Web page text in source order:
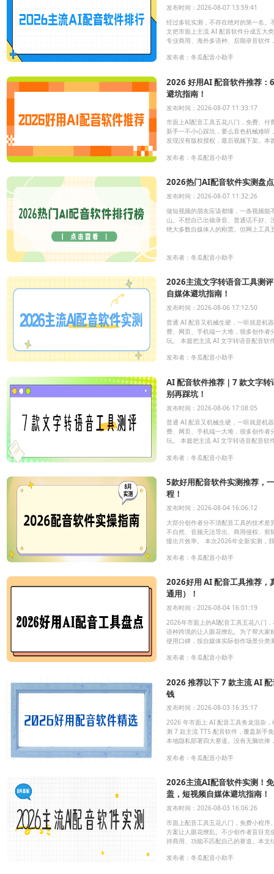
发布时间：2026-08-07 13:59:41
经过多轮实测，不存在绝对的第一名。
文把市面上主流 AI 配音软件分成五大
专业商用、海外多语种、后期录音软件
发布者：冬瓜配音小助手
2026 好用AI 配音软件推荐：
避坑指南！
发布时间：2026-08-07 11:33:17
市面上AI配音工具五花八门，免费、付
新手一不小心踩坑，要么音色机械难听
发现没有版权授权，最后视频下架。本
适合自己的配音软件。
发布者：冬瓜配音小助手
2026热门AI配音软件实测盘
发布时间：2026-08-07 11:32:26
做短视频的朋友应该都懂，一条视频能
山。不想自己出镜录音、普通话不好
绝大多数自媒体人的刚需。但网上工具
发布者：冬瓜配音小助手
2026主流文字转语音工具测
自媒体避坑指南！
发布时间：2026-08-06 17:12:50
普通 AI 配音又机械生硬，一听就是机
费、网页、手机端一大堆，很多创作者
玩。 本篇把主流 AI 文字转语音配音软
发布者：冬瓜配音小助手
AI 配音软件推荐｜7 款文字
别再踩坑！
发布时间：2026-08-06 17:08:05
普通 AI 配音又机械生硬，一听就是机
费、网页、手机端一大堆，很多创作者
玩。 本篇把主流 AI 文字转语音配音软
发布者：冬瓜配音小助手
5款好用配音软件实测推荐，
程！
发布时间：2026-08-04 16:06:12
大部分创作者分不清配音工具的技术差
不自然、音频无法导出、商用侵权、剪
慢出片效率。 本次2026年全新实测，
配场景，无广告、无偏袒，帮大家精准
发布者：冬瓜配音小助手
2026好用 AI 配音工具推荐，
通用）！
发布时间：2026-08-04 16:01:19
2026年市面上的AI配音工具五花八门
语种跨境的让人眼花缭乱。为了帮大家
使用口碑，按自媒体实际创作场景分类
发布者：冬瓜配音小助手
2026 推荐以下 7 款主流 AI
钱
发布时间：2026-08-03 16:35:17
2026 年市面上 AI 配音工具鱼龙混杂
测 7 款主流 TTS 配音软件，覆盖新手
本地隐私部署四大赛道。没有无脑吹捧
发布者：冬瓜配音小助手
2026主流AI配音软件实测！
盖，短视频自媒体避坑指南！
发布时间：2026-08-03 16:06:26
市面上配音工具五花八门，免费小程序
方案让人眼花缭乱。不少创作者盲目充
持商用、功能不匹配自己的赛道。本文
合自己的工具。
发布者：冬瓜配音小助手